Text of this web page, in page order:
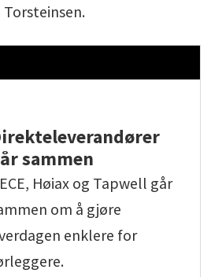
sammen
Høiax og Tapwell går
om å gjøre
enklere for